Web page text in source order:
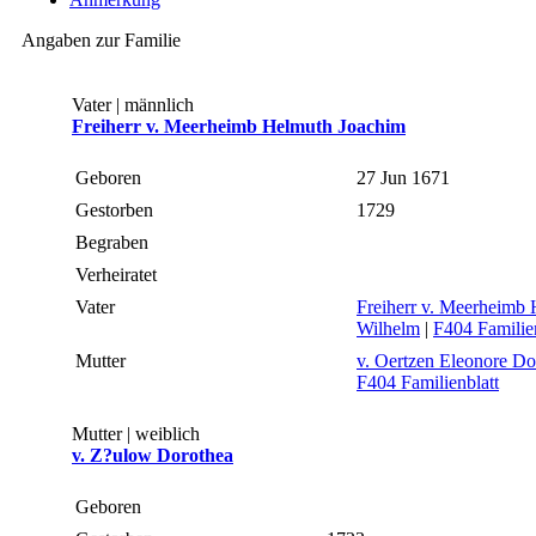
Angaben zur Familie
Vater | männlich
Freiherr v. Meerheimb Helmuth Joachim
Geboren
27 Jun 1671
Gestorben
1729
Begraben
Verheiratet
Vater
Freiherr v. Meerheimb
Wilhelm | F404
Mutter
v. Oertzen Eleonore
F404 Familienblatt
Mutter | weiblich
v. Z?ulow Dorothea
Geboren